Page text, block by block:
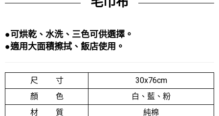
●可烘乾、水洗、三色可供選擇。
●適用大面積擦拭、飯店使用 。
尺 寸
30x76cm
顏 色
白、藍、粉
材 質
純棉